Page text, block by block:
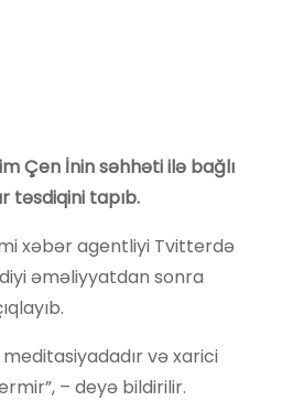
Çen İnin səhhəti ilə bağlı
təsdiqini tapıb.
xəbər agentliyi Tvitterdə
əməliyyatdan sonra
meditasiyadadır və xarici
– deyə bildirilir.